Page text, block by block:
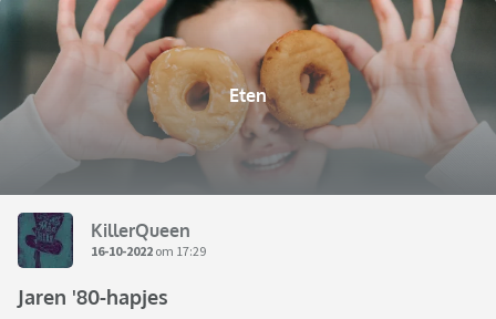
Eten
KillerQueen
16-10-2022 om 17:29
Jaren '80-hapjes